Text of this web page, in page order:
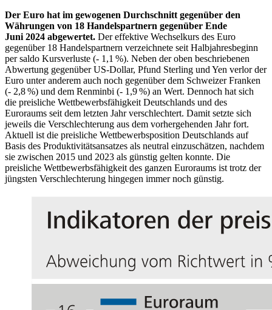
Der Euro hat im gewogenen Durchschnitt gegenüber den
Währungen von 18 Handelspartnern gegenüber Ende
Juni 2024 abgewertet. Der effektive Wechselkurs des Euro
gegenüber 18 Handelspartnern verzeichnete seit Halbjahresbeginn
per saldo Kursverluste (- 1,1 %). Neben der oben beschriebenen
Abwertung gegenüberUS-Dollar, Pfund Sterling und Yen verlor der
Euro unter anderem auch noch gegenüber dem Schweizer Franken
(- 2,8 %) und dem Renminbi (- 1,9 %) an Wert. Dennoch hat sich
die preisliche Wettbewerbsfähigkeit Deutschlands und des
Euroraums seit dem letzten Jahr verschlechtert. Damit setzte sich
jeweils die Verschlechterung aus dem vorhergehenden Jahr fort.
Aktuell ist die preisliche Wettbewerbsposition Deutschlands auf
Basis des Produktivitätsansatzes als neutral einzuschätzen, nachdem
sie zwischen 2015 und 2023 als günstig gelten konnte. Die
preisliche Wettbewerbsfähigkeit des ganzen Euroraums ist trotz der
jüngsten Verschlechterung hingegen immer noch günstig.